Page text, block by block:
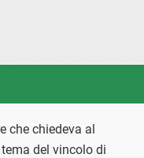
che chiedeva al
del vincolo di